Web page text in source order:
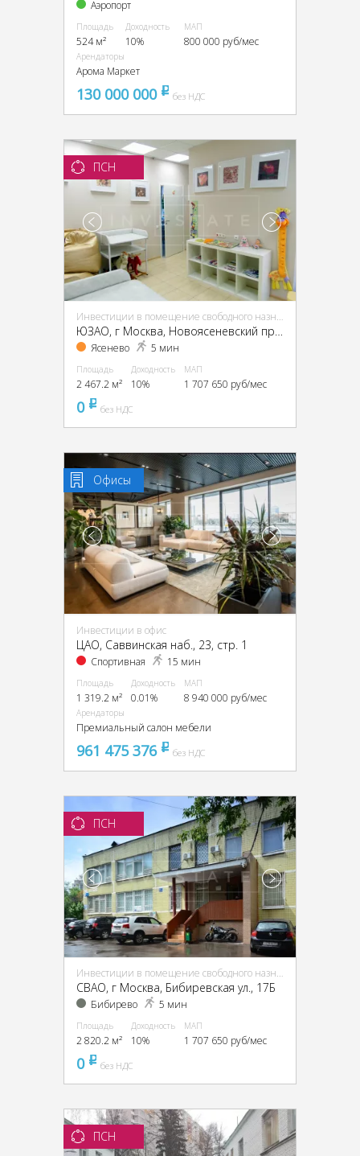
Аэропорт
Площадь
524 м²
Доходность
10%
МАП
800 000 руб/мес
Арендаторы
Арома Маркет
130 000 000 pуббез НДС
ПСН
Инвестиции в помещение свободного назначения (ПСН)
ЮЗАО, г Москва, Новоясеневский пр-т, 13, кор. 2
Ясенево 5 мин
Площадь
2 467.2 м²
Доходность
10%
МАП
1 707 650 руб/мес
0 pуббез НДС
Офисы
Инвестиции в офис
ЦАО, Саввинская наб., 23, стр. 1
Спортивная 15 мин
Площадь
1 319.2 м²
Доходность
0.01%
МАП
8 940 000 руб/мес
Арендаторы
Премиальный салон мебели
961 475 376 pуббез НДС
ПСН
Инвестиции в помещение свободного назначения (ПСН)
CВАО, г Москва, Бибиревская ул., 17Б
Бибирево 5 мин
Площадь
2 820.2 м²
Доходность
10%
МАП
1 707 650 руб/мес
0 pуббез НДС
ПСН